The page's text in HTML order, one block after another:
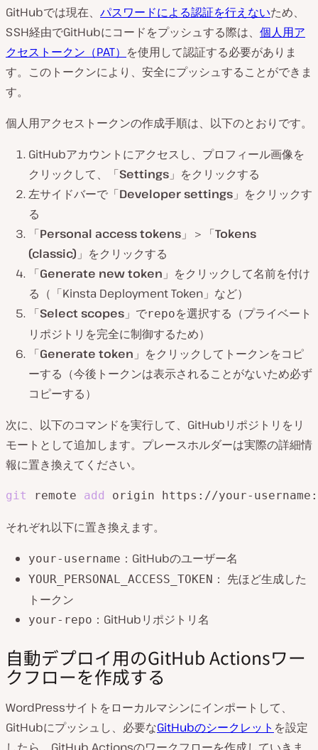
GitHubでは現在、 パスワードによる認証を行えないため、
SSH経由でGitHubにコードをプッシュする際は、 個人用ア
クセストークン（PAT） を使用して認証する必要がありま
す。このトークンにより、安全にプッシュすることができま
す。
個人用アクセストークンの作成手順は、以下のとおりです。
GitHubアカウントにアクセスし、プロフィール画像を
クリックして、「Settings 」をクリックする
左サイドバーで「Developer settings 」をクリックす
る
「Personal access tokens 」＞「Tokens
(classic) 」をクリックする
「Generate new token 」をクリックして名前を付け
る（「Kinsta Deployment Token」など）
「Select scopes 」でrepoを選択する（プライベート
リポジトリを完全に制御するため）
「Generate token 」をクリックしてトークンをコピ
ーする（今後トークンは表示されることがないため必ず
コピーする）
次に、以下のコマンドを実行して、GitHubリポジトリをリ
モートとして追加します。プレースホルダーは実際の詳細情
報に置き換えてください。
git remote add origin https://your-
それぞれ以下に置き換えます。
your-username ：GitHubのユーザー名
YOUR_PERSONAL_ACCESS_TOKEN ： 先ほど生成した
トークン
your-repo ：GitHubリポジトリ名
自動デプロイ用のGitHub Actionsワー
クフローを作成する
WordPressサイトをローカルマシンにインポートして、
GitHubにプッシュし、必要なGitHubのシークレット を設定
したら、GitHub Actionsのワークフローを作成していきま